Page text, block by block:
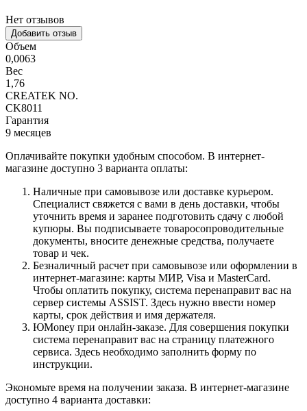
Нет отзывов
Добавить отзыв
Объем
0,0063
Вес
1,76
CREATEK NO.
CK8011
Гарантия
9 месяцев
Оплачивайте покупки удобным способом. В интернет-
магазине доступно 3 варианта оплаты:
Наличные при самовывозе или доставке курьером.
Специалист свяжется с вами в день доставки, чтобы
уточнить время и заранее подготовить сдачу с любой
купюры. Вы подписываете товаросопроводительные
документы, вносите денежные средства, получаете
товар и чек.
Безналичный расчет при самовывозе или оформлении в
интернет-магазине: карты МИР, Visa и MasterCard.
Чтобы оплатить покупку, система перенаправит вас на
сервер системы ASSIST. Здесь нужно ввести номер
карты, срок действия и имя держателя.
ЮMoney при онлайн-заказе. Для совершения покупки
система перенаправит вас на страницу платежного
сервиса. Здесь необходимо заполнить форму по
инструкции.
Экономьте время на получении заказа. В интернет-магазине
доступно 4 варианта доставки: